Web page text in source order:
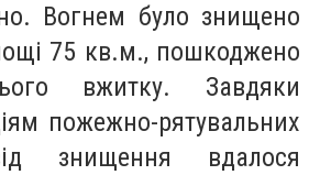
Вогнем було знищено
75 кв.м., пошкоджено
вжитку. Завдяки
пожежно-рятувальних
знищення вдалося